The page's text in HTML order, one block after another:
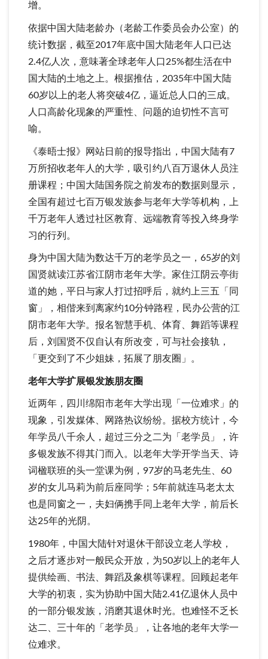
增。
依据中国大陆老龄办（老龄工作委员会办公室）的
统计数据，截至2017年底中国大陆老年人口已达
2.4亿人次，意味著全球老年人口25%都生活在中
国大陆的土地之上。根据推估，2035年中国大陆
60岁以上的老人将突破4亿，逼近总人口的三成。
人口高龄化现象的严重性、问题的迫切性不言可
喻。
《泰晤士报》网站日前的报导指出，中国大陆有7
万所招收老年人的大学，吸引约八百万退休人员注
册课程；中国大陆国务院之前发布的数据则显示，
全国有超过七百万银发族参与老年大学等机构，上
千万老年人透过社区教育、远端教育等投入终身学
习的行列。
身为中国大陆为数达千万的老学员之一，65岁的刘
国贤就读江苏省江阴市老年大学。家住江阴云亭街
道的她，平日与家人打过招呼后，就约上三五「同
窗」，相偕来到离家约10分钟路程，民办公营的江
阴市老年大学。报名智慧手机、体育、舞蹈等课程
后，刘国贤不仅自认有所改变，可与社会接轨，
「更交到了不少姐妹，拓展了朋友圈」。
老年大学扩展银发族朋友圈
近两年，四川绵阳市老年大学出现「一位难求」的
现象，引发媒体、网路热议纷纷。据校方统计，今
年学员八千余人，超过三分之二为「老学员」，许
多银发族不得其门而入。以老年大学开学当天、诗
词楹联班的头一堂课为例，97岁的马老先生、60
岁的女儿马莉为前后座同学；5年前就连马老太太
也是同窗之一，夫妇俩携手同上老年大学，前后长
达25年的光阴。
1980年，中国大陆针对退休干部设立老人学校，
之后才逐步对一般民众开放，为50岁以上的老年人
提供绘画、书法、舞蹈及象棋等课程。回顾起老年
大学的初衷，实为协助中国大陆2.41亿退休人员中
的一部分银发族，消磨其退休时光。也难怪不乏长
达二、三十年的「老学员」，让各地的老年大学一
位难求。